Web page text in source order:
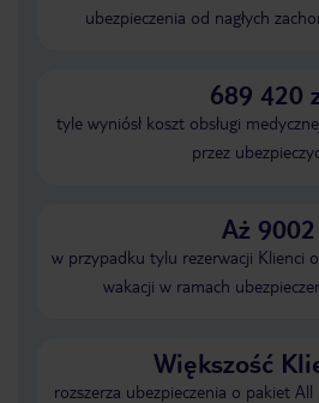
ubezpieczenia od nagłych
689 420
tyle wyniósł koszt obsługi
przez
Aż 9002
w przypadku tylu rezerwacji Klienci
wakacji w ramach
Większość
rozszerza ubezpieczenia o pakiet